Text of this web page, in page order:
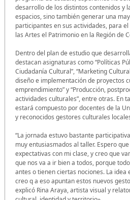
desarrollo de los distintos contenidos y
espacios, sino también generar una
participantes en sus actividades, para
las Artes el Patrimonio en la Región de
Dentro del plan de estudio que
destacan asignaturas como “Políticas
Ciudadanía Cultural”, “Marketing
diseño e implementación de proyectos
emprendimiento” y “Producción,
actividades culturales”, entre otras. En
estará compuesto por docentes de la
y reconocidos gestores culturales
“La jornada estuvo bastante
muy entusiasmados al taller. Espero
expectativas con mi clase, y creo que
que nos va a ir bien a todos, porque
antes o tienen ciertas nociones. La idea
creo q a eso apuntan estos nuevos
explicó Rina Araya, artista visual y